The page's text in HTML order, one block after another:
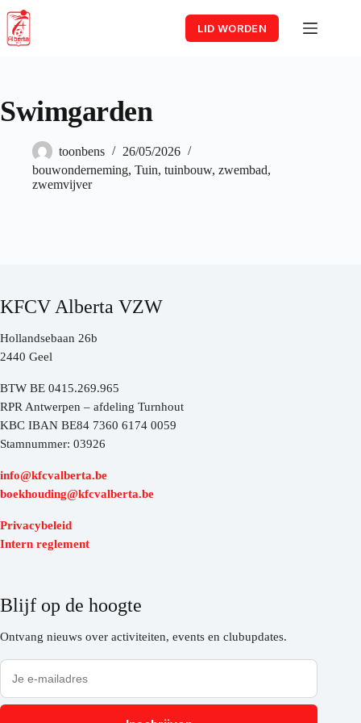
content
LID WORDEN
Swimgarden
toonbens
26/05/2026
bouwonderneming, Tuin, tuinbouw, zwembad,
zwemvijver
KFCV Alberta VZW
Hollandsebaan 26b
2440 Geel
BTW BE 0415.269.965
RPR Antwerpen – afdeling Turnhout
KBC IBAN BE84 7360 6174 0059
Stamnummer: 03926
info@kfcvalberta.be
boekhouding@kfcvalberta.be
Privacybeleid
Intern reglement
Blijf op de hoogte
Ontvang nieuws over activiteiten, events en clubupdates.